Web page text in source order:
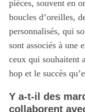
pièces, souvent en
boucles d’oreilles,
personnalisés, qui
sont associés à une
ceux qui souhaitent
hop et le succès
Y a-t-il des
collaborent
c
h
f